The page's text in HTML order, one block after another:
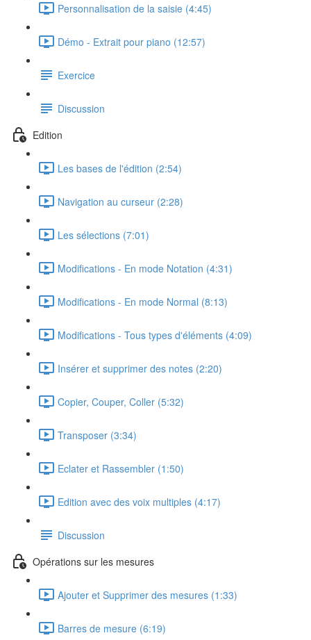
Personnalisation de la saisie (4:45)
Démo - Extrait pour piano (12:57)
Exercice
Discussion
Edition
Les bases de l'édition (2:54)
Navigation au curseur (2:28)
Les sélections (7:01)
Modifications - En mode Notation (4:31)
Modifications - En mode Normal (8:13)
Modifications - Tous types d'éléments (4:09)
Insérer et supprimer des notes (2:20)
Copier, Couper, Coller (5:32)
Transposer (3:34)
Eclater et Rassembler (1:50)
Edition avec des voix multiples (4:17)
Discussion
Opérations sur les mesures
Ajouter et Supprimer des mesures (1:33)
Barres de mesure (6:19)